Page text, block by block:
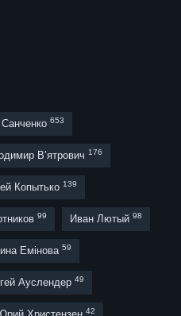
653
В’ятрович 176
Копытько 139
99 Иван Лютый 98
Емінова 59
Ауслендер 49
42